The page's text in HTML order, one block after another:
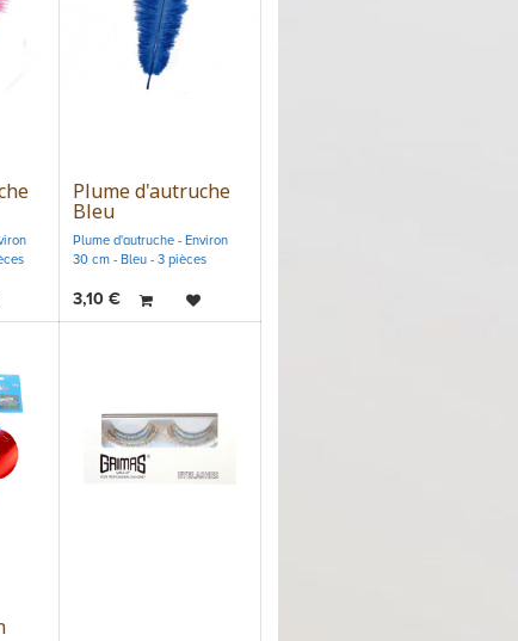
Plume d'autruche
Bleu
Plume d'autruche - Environ
30 cm - Bleu - 3 pièces
3,10€